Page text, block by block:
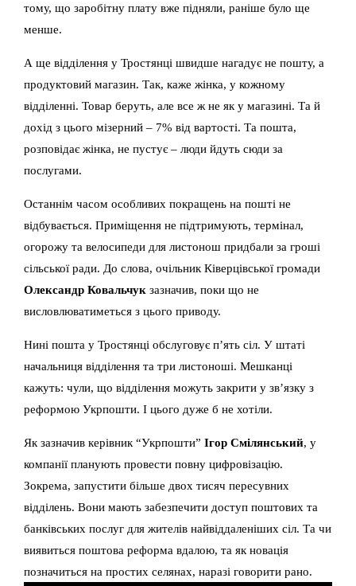
тому, що заробітну плату вже підняли, раніше було ще
менше.
А ще відділення у Тростянці швидше нагадує не пошту, а
продуктовий магазин. Так, каже жінка, у кожному
відділенні. Товар беруть, але все ж не як у магазині. Та й
дохід з цього мізерний – 7% від вартості. Та пошта,
розповідає жінка, не пустує – люди йдуть сюди за
послугами.
Останнім часом особливих покращень на пошті не
відбувається. Приміщення не підтримують, термінал,
огорожу та велосипеди для листонош придбали за гроші
сільської ради. До слова, очільник Ківерцівської громади
Олександр Ковальчук зазначив, поки що не
висловлюватиметься з цього приводу.
Нині пошта у Тростянці обслуговує п’ять сіл. У штаті
начальниця відділення та три листоноші. Мешканці
кажуть: чули, що відділення можуть закрити у зв’язку з
реформою Укрпошти. І цього дуже б не хотіли.
Як зазначив керівник “Укрпошти” Ігор Смілянський, у
компанії планують провести повну цифровізацію.
Зокрема, запустити більше двох тисяч пересувних
відділень. Вони мають забезпечити доступ поштових та
банківських послуг для жителів найвіддаленіших сіл. Та чи
виявиться поштова реформа вдалою, та як новація
позначиться на простих селянах, наразі говорити рано.